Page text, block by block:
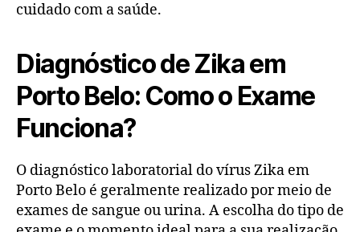
cuidado com a saúde.
Diagnóstico de Zika em
Porto Belo: Como o Exame
Funciona?
O diagnóstico laboratorial do vírus Zika em
Porto Belo é geralmente realizado por meio de
exames de sangue ou urina. A escolha do tipo de